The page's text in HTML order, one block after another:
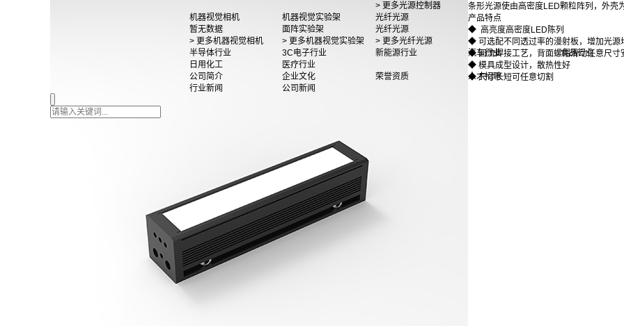
> 更多光源控制器
机器视觉相机
暂无数据
> 更多机器视觉相机
机器视觉实验架
面阵实验架
> 更多机器视觉实验架
光纤光源
光纤光源
> 更多光纤光源
半导体行业
3C电子行业 新能源行业 汽车行业 食品行业
日用化工
医疗行业
公司简介
企业文化 荣誉资质
人才招聘
行业新闻
公司新闻
条形光源使由高密度LED颗粒阵列，外壳
产品特点
◆ 高亮度高密度LED陈列
◆ 可选配不同透过率的漫射板，增加光源
◆ 回流焊接工艺，背面螺帽滑动任意尺寸
◆ 模具成型设计，散热性好
◆ 尺寸长短可任意切割